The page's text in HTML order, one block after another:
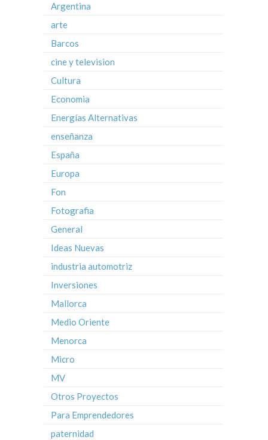
Argentina
arte
Barcos
cine y television
Cultura
Economia
Energías Alternativas
enseñanza
España
Europa
Fon
Fotografia
General
Ideas Nuevas
industria automotriz
Inversiones
Mallorca
Medio Oriente
Menorca
Micro
MV
Otros Proyectos
Para Emprendedores
paternidad